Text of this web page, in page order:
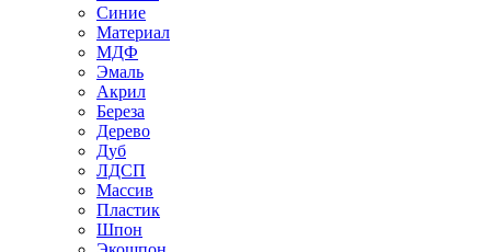
Синие
Материал
МДФ
Эмаль
Акрил
Береза
Дерево
Дуб
ЛДСП
Массив
Пластик
Шпон